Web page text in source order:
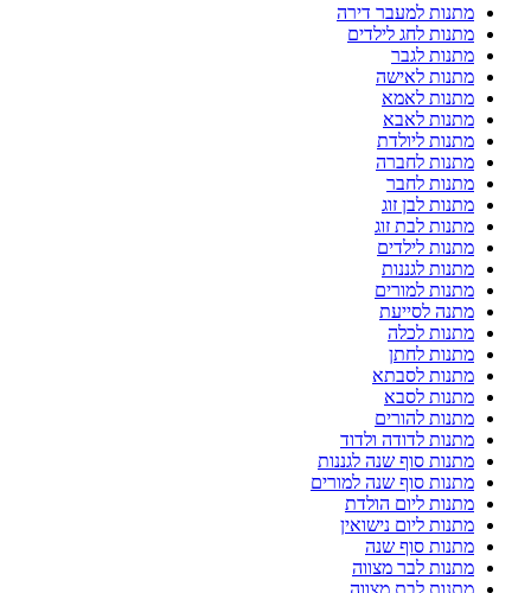
מתנות למעבר דירה
מתנות לחג לילדים
מתנות לגבר
מתנות לאישה
מתנות לאמא
מתנות לאבא
מתנות ליולדת
מתנות לחברה
מתנות לחבר
מתנות לבן זוג
מתנות לבת זוג
מתנות לילדים
מתנות לגננות
מתנות למורים
מתנה לסייעת
מתנות לכלה
מתנות לחתן
מתנות לסבתא
מתנות לסבא
מתנות להורים
מתנות לדודה ולדוד
מתנות סוף שנה לגננות
מתנות סוף שנה למורים
מתנות ליום הולדת
מתנות ליום נישואין
מתנות סוף שנה
מתנות לבר מצווה
מתנות לבת מצווה